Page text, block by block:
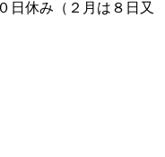
日休み（２月は８日又